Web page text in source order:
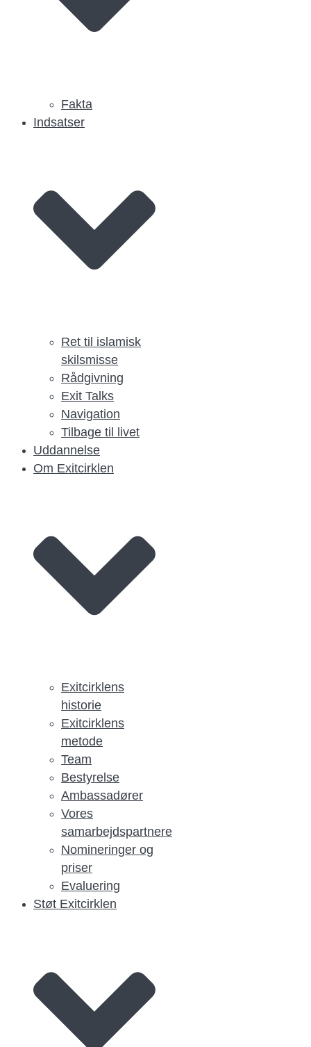
Fakta
Indsatser
Ret til islamisk
skilsmisse
Rådgivning
Exit Talks
Navigation
Tilbage til livet
Uddannelse
Om Exitcirklen
Exitcirklens
historie
Exitcirklens
metode
Team
Bestyrelse
Ambassadører
Vores
samarbejdspartnere
Nomineringer og
priser
Evaluering
Støt Exitcirklen